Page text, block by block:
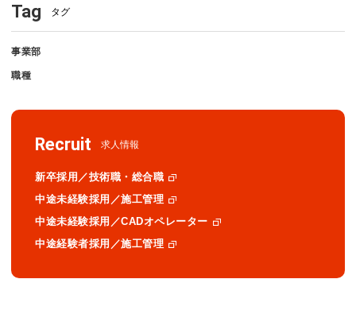
Tag タグ
事業部
職種
Recruit 求人情報
新卒採用／技術職・総合職
中途未経験採用／施工管理
中途未経験採用／CADオペレーター
中途経験者採用／施工管理